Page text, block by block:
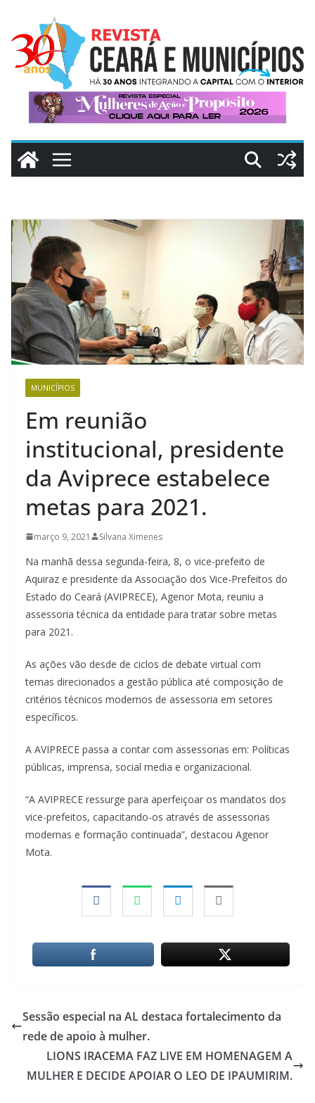
conteúdo
MUNICÍPIOS
Em reunião
institucional, presidente
da Aviprece estabelece
metas para 2021.
março 9, 2021 Silvana Ximenes
Na manhã dessa segunda-feira, 8, o vice-prefeito de
Aquiraz e presidente da Associação dos Vice-Prefeitos do
Estado do Ceará (AVIPRECE), Agenor Mota, reuniu a
assessoria técnica da entidade para tratar sobre metas
para 2021.
As ações vão desde de ciclos de debate virtual com
temas direcionados a gestão pública até composição de
critérios técnicos modernos de assessoria em setores
específicos.
A AVIPRECE passa a contar com assessorias em: Políticas
públicas, imprensa, social media e organizacional.
“A AVIPRECE ressurge para aperfeiçoar os mandatos dos
vice-prefeitos, capacitando-os através de assessorias
modernas e formação continuada”, destacou Agenor
Mota.
Sessão especial na AL destaca fortalecimento da
rede de apoio à mulher.
LIONS IRACEMA FAZ LIVE EM HOMENAGEM A
MULHER E DECIDE APOIAR O LEO DE IPAUMIRIM.